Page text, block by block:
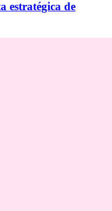
estratégica de